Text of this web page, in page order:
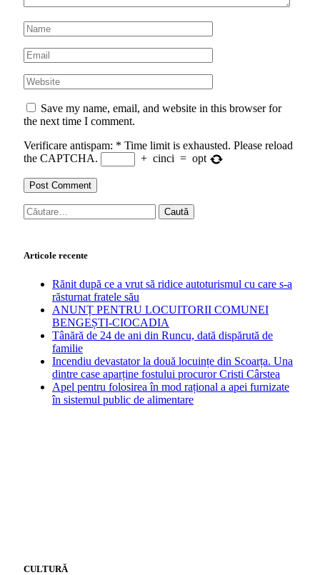
Save my name, email, and website in this browser for
the next time I comment.
Verificare antispam: * Time limit is exhausted. Please reload
the CAPTCHA.
+ cinci = opt
Caută
după:
Articole recente
Rănit după ce a vrut să ridice autoturismul cu care s-a
răsturnat fratele său
ANUNȚ PENTRU LOCUITORII COMUNEI
BENGEȘTI-CIOCADIA
Tânără de 24 de ani din Runcu, dată dispărută de
familie
Incendiu devastator la două locuințe din Scoarța. Una
dintre case aparține fostului procuror Cristi Cârstea
Apel pentru folosirea în mod rațional a apei furnizate
în sistemul public de alimentare
CULTURĂ